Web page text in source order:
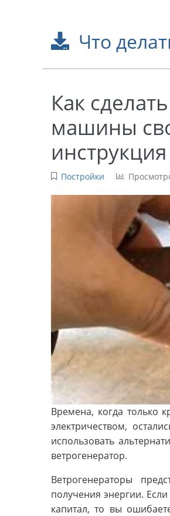
Что
Как
машины
Постройки
Времена, когда только
электричеством,
использовать
ветрогенератор.
Ветрогенераторы
получения энергии.
капитал, то вы